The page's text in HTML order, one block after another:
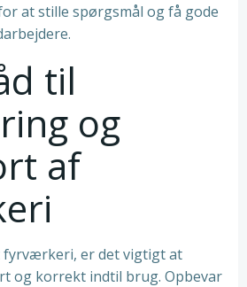
at stille spørgsmål og få gode
til
og
af
fyrværkeri, er det vigtigt at
og korrekt indtil brug. Opbevar